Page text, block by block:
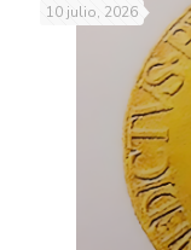
10 julio, 2026